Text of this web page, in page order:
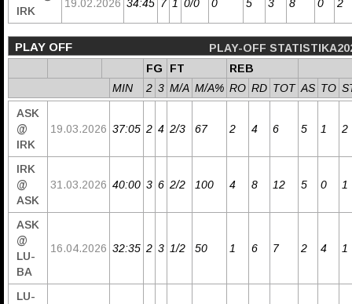
IRK
19.02.2026 34:45 7 1 0/0 0 5 3 8 0 2
PLAY OFF
PLAY-OFF
FG
FT
REB
MIN
2 3 M/A M/A% RO RD TOT AS TO
ASK
@
IRK
19.03.2026 37:05 2 4 2/3 67 2 4 6 5 1 2
IRK
@
ASK
31.03.2026 40:00 3 6 2/2 100 4 8 12 5 0 1
ASK
@
LU-
BA
16.04.2026 32:35 2 3 1/2 50 1 6 7 2 4 1
LU-